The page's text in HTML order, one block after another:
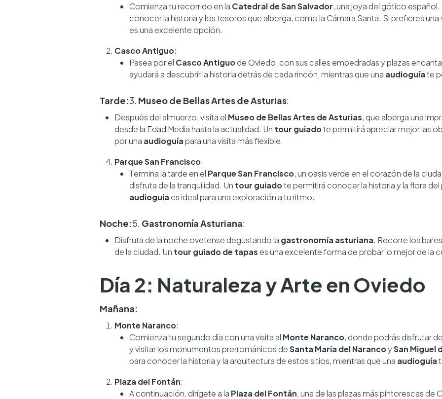
Comienza tu recorrido en la Catedral de San Salvador, una joya del gótico español.
conocer la historia y los tesoros que alberga, como la Cámara Santa. Si prefieres una
es una excelente opción.
Casco Antiguo:
Pasea por el Casco Antiguode Oviedo, con sus calles empedradas y plazas
ayudará a descubrir la historia detrás de cada rincón, mientras que una audioguíate
Tarde:3. Museo de Bellas Artes de Asturias:
Después del almuerzo, visita el Museo de Bellas Artes de Asturias, que alberga una
desde la Edad Media hasta la actualidad. Un tour guiadote permitirá apreciar mejor las
por una audioguía para una visita más flexible.
Parque San Francisco:
Termina la tarde en el Parque San Francisco, un oasis verde en el corazón de la
disfruta de la tranquilidad. Un tour guiadote permitirá conocer la historia y la flora
audioguía es ideal para una exploración a tu ritmo.
Noche:5. Gastronomía Asturiana:
Disfruta de la noche ovetense degustando la gastronomía asturiana. Recorre los
de la ciudad. Un tour guiado de tapas es una excelente forma de probar lo mejor de la
Día 2: Naturaleza y Arte en Oviedo
Mañana:
Monte Naranco:
Comienza tu segundo día con una visita al Monte Naranco, donde podrás disfrutar
y visitar los monumentos prerrománicos deSanta María del NarancoySan Miguel
para conocer la historia y la arquitectura de estos sitios, mientras que una audioguía
Plaza del Fontán:
A continuación, dirígete a la Plaza del Fontán, una de las plazas más pintorescas de